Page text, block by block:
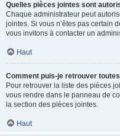
Quelles pièces jointes sont
Chaque administrateur peut
jointes. Si vous n’êtes pas certain
vous invitons à contacter un
Haut
Comment puis-je retrouver
Pour retrouver la liste des pièces
vous rendre dans le panneau de
la section des pièces jointes.
Haut